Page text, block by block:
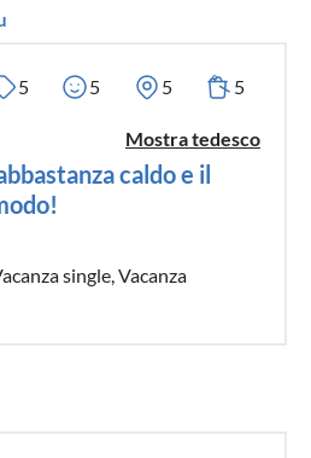
5 5 5 5
Mostra tedesco
caldo e il
single, Vacanza